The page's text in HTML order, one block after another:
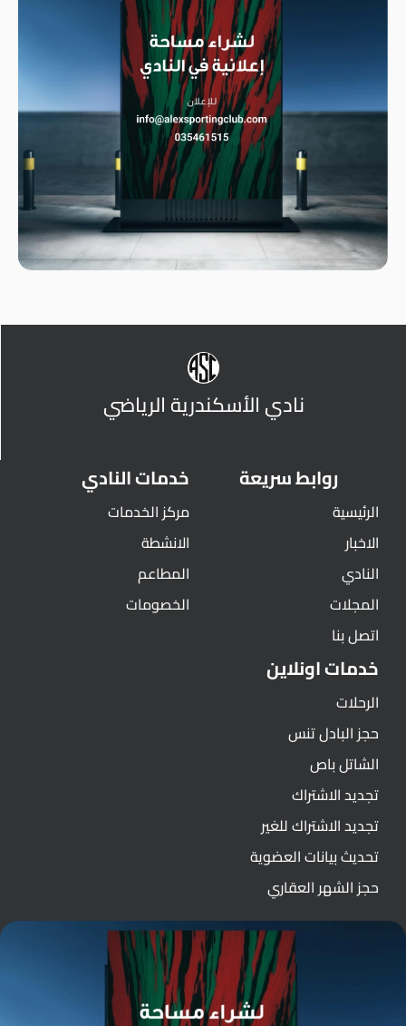
نادي الأسكندرية الرياضي
روابط سريعة
الرئيسية
الاخبار
النادي
المجلات
اتصل بنا
خدمات النادي
مركز الخدمات
الانشطة
المطاعم
الخصومات
خدمات اونلاين
الرحلات
حجز البادل تنس
الشاتل باص
تجديد الاشتراك
تجديد الاشتراك للغير
تحديث بيانات العضوية
حجز الشهر العقاري